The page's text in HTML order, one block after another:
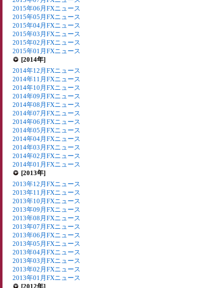
2015年06月FXニュース
2015年05月FXニュース
2015年04月FXニュース
2015年03月FXニュース
2015年02月FXニュース
2015年01月FXニュース
[2014年]
2014年12月FXニュース
2014年11月FXニュース
2014年10月FXニュース
2014年09月FXニュース
2014年08月FXニュース
2014年07月FXニュース
2014年06月FXニュース
2014年05月FXニュース
2014年04月FXニュース
2014年03月FXニュース
2014年02月FXニュース
2014年01月FXニュース
[2013年]
2013年12月FXニュース
2013年11月FXニュース
2013年10月FXニュース
2013年09月FXニュース
2013年08月FXニュース
2013年07月FXニュース
2013年06月FXニュース
2013年05月FXニュース
2013年04月FXニュース
2013年03月FXニュース
2013年02月FXニュース
2013年01月FXニュース
[2012年]